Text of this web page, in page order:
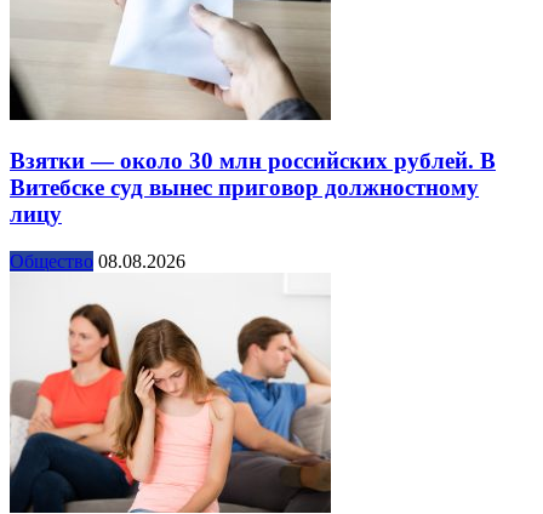
Взятки — около 30 млн российских рублей. В
Витебске суд вынес приговор должностному
лицу
Общество 08.08.2026